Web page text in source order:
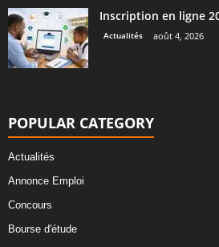
Inscription en ligne
Actualités août 4, 2026
POPULAR CATEGORY
Actualités
Annonce Emploi
Concours
Bourse d'étude